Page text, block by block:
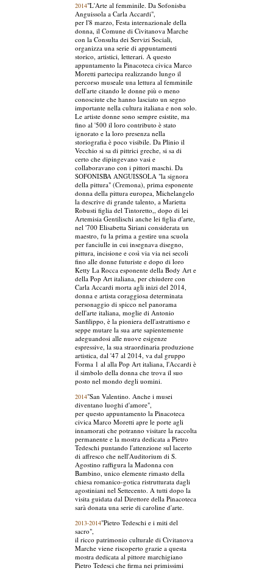
2014"L'Arte al femminile. Da Sofonisba
Anguissola a Carla Accardi",
per l'8 marzo, Festa internazionale della
donna, il Comune di Civitanova Marche
con la Consulta dei Servizi Sociali,
organizza una serie di appuntamenti
storico, artistici, letterari. A questo
appuntamento la Pinacoteca civica Marco
Moretti partecipa realizzando lungo il
percorso museale una lettura al femminile
dell'arte citando le donne più o meno
conosciute che hanno lasciato un segno
importante nella cultura italiana e non solo.
Le artiste donne sono sempre esistite, ma
fino al '500 il loro contributo è stato
ignorato e la loro presenza nella
storiografia è poco visibile. Da Plinio il
Vecchio si sa di pittrici greche, si sa di
certo che dipingevano vasi e
collaboravano con i pittori maschi. Da
SOFONISBA ANGUISSOLA "la signora
della pittura" (Cremona), prima esponente
donna della pittura europea, Michelangelo
la descrive di grande talento, a Marietta
Robusti figlia del Tintoretto,, dopo di lei
Artemisia Gentilischi anche lei figlia d'arte,
nel '700 Elisabetta Siriani considerata un
maestro, fu la prima a gestire una scuola
per fanciulle in cui insegnava disegno,
pittura, incisione e così via via nei secoli
fino alle donne futuriste e dopo di loro
Ketty La Rocca esponente della Body Art e
della Pop Art italiana, per chiudere con
Carla Accardi morta agli inizi del 2014,
donna e artista coraggiosa determinata
personaggio di spicco nel panorama
dell'arte italiana, moglie di Antonio
Sanfilippo, è la pioniera dell'astrattismo e
seppe mutare la sua arte sapientemente
adeguandosi alle nuove esigenze
espressive, la sua straordinaria produzione
artistica, dal '47 al 2014, va dal gruppo
Forma 1 al alla Pop Art italiana, l'Accardi è
il simbolo della donna che trova il suo
posto nel mondo degli uomini.
2014"San Valentino. Anche i musei
diventano luoghi d'amore",
per questo appuntamento la Pinacoteca
civica Marco Moretti apre le porte agli
innamorati che potranno visitare la raccolta
permanente e la mostra dedicata a Pietro
Tedeschi puntando l'attenzione sul lacerto
di affresco che nell'Auditorium di S.
Agostino raffigura la Madonna con
Bambino, unico elemente rimasto della
chiesa romanico-gotica ristrutturata dagli
agostiniani nel Settecento. A tutti dopo la
visita guidata dal Direttore della Pinacoteca
sarà donata una serie di caroline d'arte.
2013-2014"Pietro Tedeschi e i miti del
sacro",
il ricco patrimonio culturale di Civitanova
Marche viene riscoperto grazie a questa
mostra dedicata al pittore marchigiano
Pietro Tedesci che firma nei primissimi